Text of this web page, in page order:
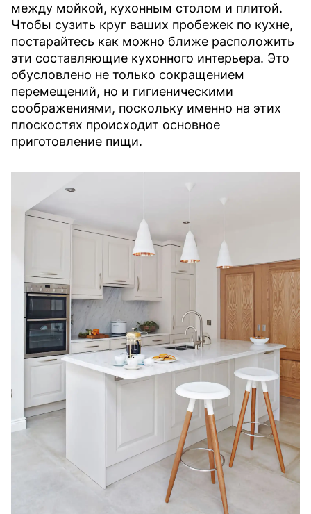
между мойкой, кухонным столом и плитой.
Чтобы сузить круг ваших пробежек по кухне,
постарайтесь как можно ближе расположить
эти составляющие кухонного интерьера. Это
обусловлено не только сокращением
перемещений, но и гигиеническими
соображениями, поскольку именно на этих
плоскостях происходит основное
приготовление пищи.